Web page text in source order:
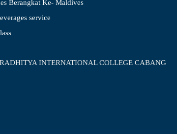
Berangkat Ke- Maldives
service
INTERNATIONAL COLLEGE CABANG